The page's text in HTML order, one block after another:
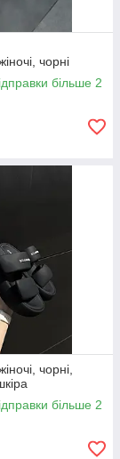
чорні
більше 2
чорні,
більше 2